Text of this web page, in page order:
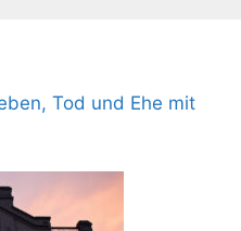
Tod und Ehe mit